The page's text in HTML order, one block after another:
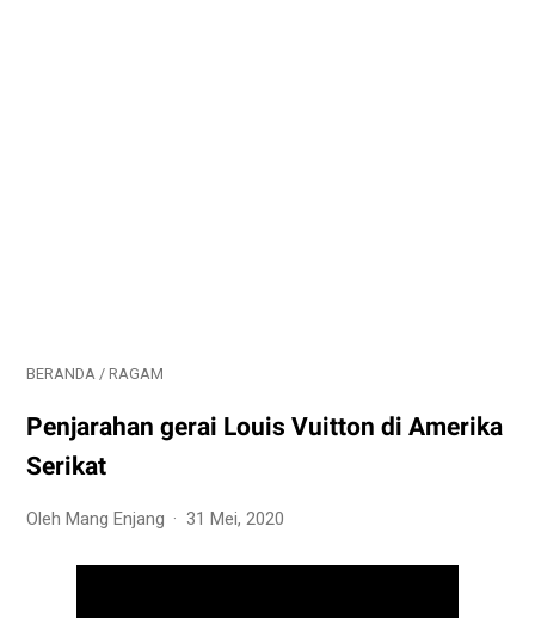
BERANDA / RAGAM
Penjarahan gerai Louis Vuitton di Amerika
Serikat
Oleh Mang Enjang 31 Mei, 2020